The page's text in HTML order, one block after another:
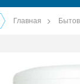
Главная